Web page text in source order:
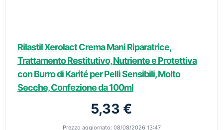
Rilastil Xerolact Crema Mani Riparatrice,
Trattamento Restitutivo, Nutriente e Protettiva
con Burro di Karité per Pelli Sensibili, Molto
Secche, Confezione da 100ml
5,33 €
Prezzo aggiornato: 08/08/2026 13:47